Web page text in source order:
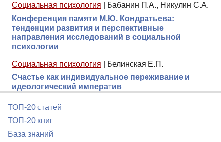
Социальная психология
Бабанин П.А., Никулин С.А.
Конференция памяти М.Ю. Кондратьева:
тенденции развития и перспективные
направления исследований в социальной
психологии
Социальная психология
Белинская Е.П.
Счастье как индивидуальное переживание и
идеологический императив
ТОП-20 статей
ТОП-20 книг
База знаний